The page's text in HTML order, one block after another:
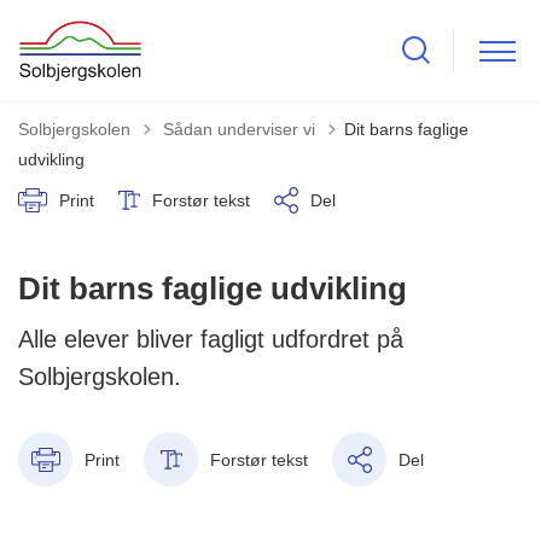
Solbjergskolen Tilbage til
Sådan underviser vi
Dit barns faglige
udvikling
Print Forstør tekst Del
Dit barns faglige udvikling
Alle elever bliver fagligt udfordret på
Solbjergskolen.
Print Forstør tekst Del